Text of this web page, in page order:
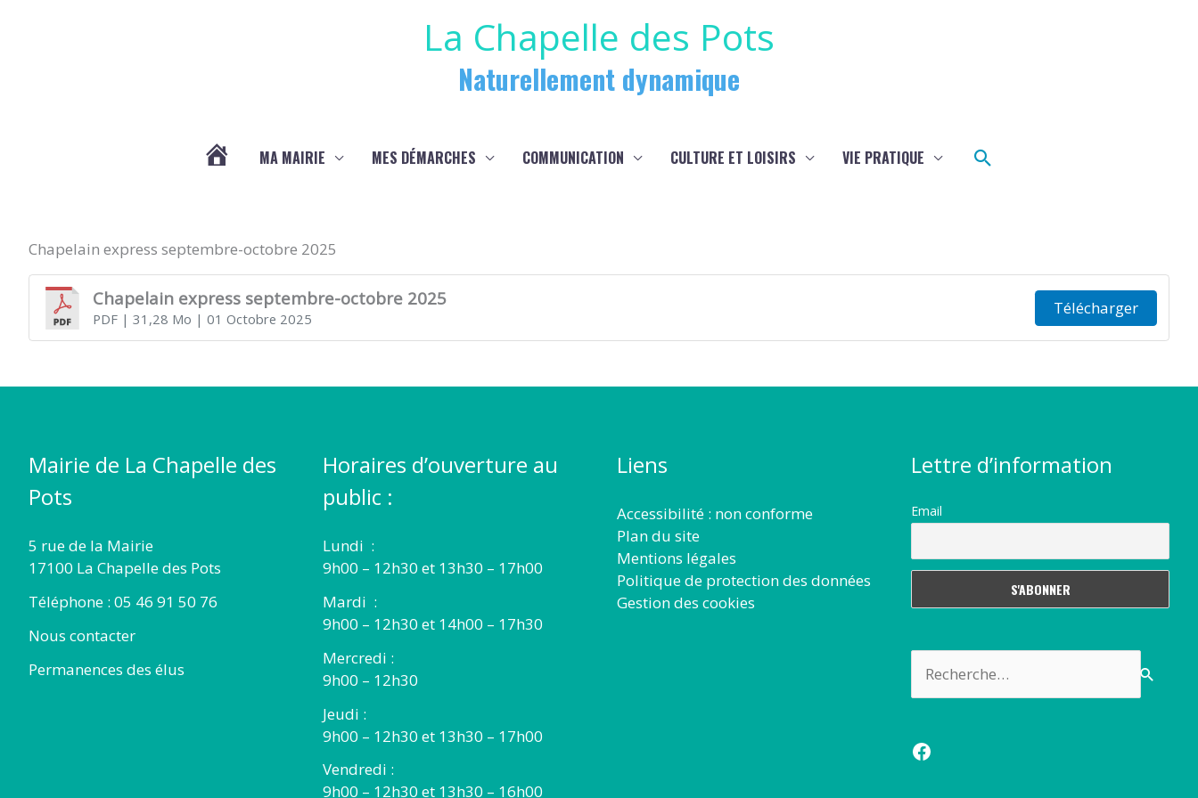
La Chapelle des Pots
Naturellement dynamique
DE
LA
POTS
MA MAIRIE MES DÉMARCHES COMMUNICATION CULTURE ET LOISIRS VIE PRATIQUE Rechercher
Chapelain express septembre-octobre 2025
Chapelain express septembre-octobre 2025
PDF| 31,28 Mo | 01 Octobre 2025
Télécharger
Mairie de La Chapelle des
Pots
5 rue de la Mairie
17100 La Chapelle des Pots
Téléphone : 05 46 91 50 76
Nous contacter
Permanences des élus
Horaires d’ouverture au
public :
Lundi :
9h00 – 12h30 et 13h30 – 17h00
Mardi :
9h00 – 12h30 et 14h00 – 17h30
Mercredi :
9h00 – 12h30
Jeudi :
9h00 – 12h30 et 13h30 – 17h00
Vendredi :
9h00 – 12h30 et 13h30 – 16h00
Liens
Accessibilité : non conforme
Plan du site
Mentions légales
Politique de protection des données
Gestion des cookies
Lettre d’information
Email
Facebook